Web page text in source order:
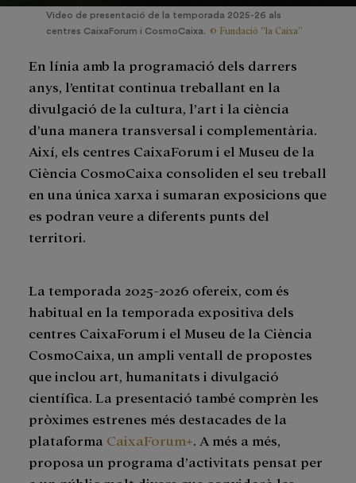
Vídeo de presentació de la temporada 2025-26 als
centres CaixaForum i CosmoCaixa. © Fundació ”la Caixa”
En línia amb la programació dels darrers
anys, l’entitat continua treballant en la
divulgació de la cultura, l’art i la ciència
d’una manera transversal i complementària.
Així, els centres CaixaForum i el Museu de la
Ciència CosmoCaixa consoliden el seu treball
en una única xarxa i sumaran exposicions que
es podran veure a diferents punts del
territori.
La temporada 2025-2026 ofereix, com és
habitual en la temporada expositiva dels
centres CaixaForum i el Museu de la Ciència
CosmoCaixa, un ampli ventall de propostes
que inclou art, humanitats i divulgació
científica. La presentació també comprèn les
pròximes estrenes més destacades de la
plataforma CaixaForum+ . A més a més,
proposa un programa d’activitats pensat per